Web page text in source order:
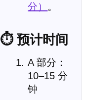
分） 。
⏱ 预计时间
A 部分：
10–15 分
钟